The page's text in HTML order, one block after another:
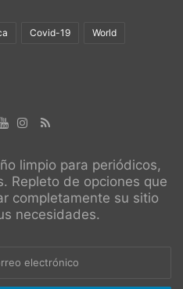
Covid-19 World
limpio para periódicos,
Repleto de opciones que
completamente su sitio
necesidades.